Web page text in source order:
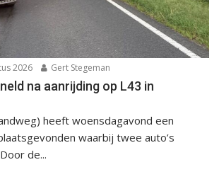
2026 Gert Stegeman
na aanrijding op L43 in
heeft woensdagavond een
waarbij twee auto’s
de...